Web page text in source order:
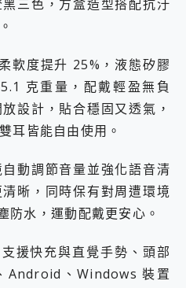
三色，方盒造型搭配抗汙
軟度提升 25%，液態矽膠
克重量，配戴輕盈無負
設計，貼合穩固又透氣，
耳皆能自由使用。
動調節音量並強化語音清
晰，同時保有對周遭環境
防水，運動配戴更安心。
援快充與直覺手勢、頭部
Android、Windows 裝置